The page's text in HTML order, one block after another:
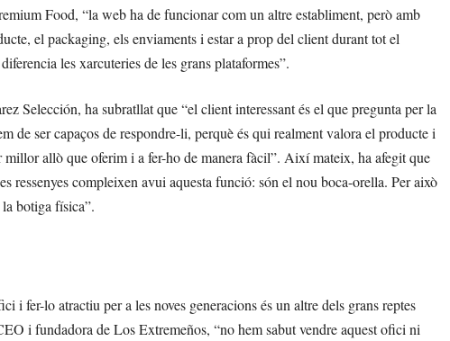
Food, “la web ha de funcionar com un altre establiment, però amb
el packaging, els enviaments i estar a prop del client durant tot el
les xarcuteries de les grans plataformes”.
Selección, ha subratllat que “el client interessant és el que pregunta per la
de ser capaços de respondre-li, perquè és qui realment valora el producte i
allò que oferim i a fer-ho de manera fàcil”. Així mateix, ha afegit que
ressenyes compleixen avui aquesta funció: són el nou boca-orella. Per això
botiga física”.
i fer-lo atractiu per a les noves generacions és un altre dels grans reptes
i fundadora de Los Extremeños, “no hem sabut vendre aquest ofici ni